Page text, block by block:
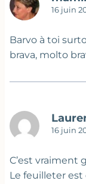
16 juin
Barvo à toi
brava, molto
16 juin
C’est vraiment
Le feuilleter est